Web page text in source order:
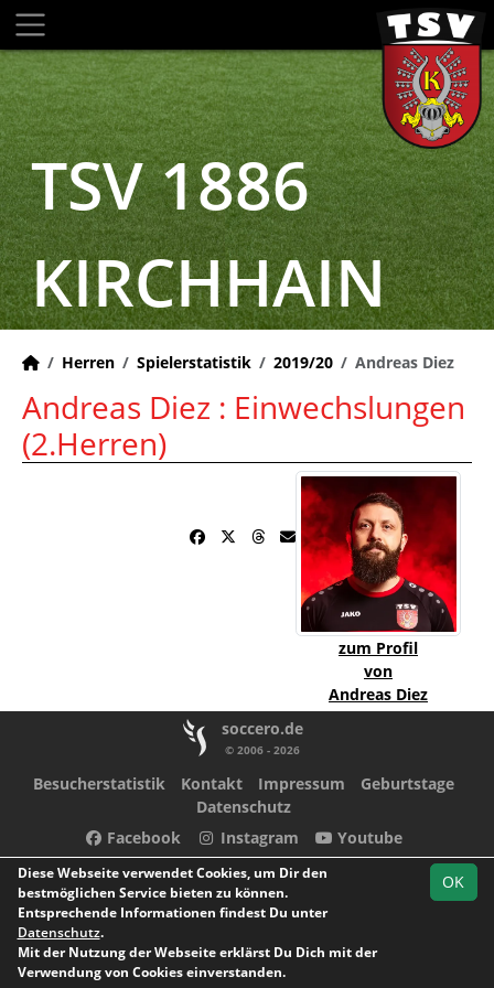
TSV 1886
KIRCHHAIN
Herren Spielerstatistik 2019/20 Andreas Diez
Andreas Diez : Einwechslungen
(2.Herren)
zum Profil
von
Andreas Diez
soccero.de
© 2006 - 2026
Besucherstatistik Kontakt Impressum
Geburtstage
Datenschutz
Facebook
Instagram Youtube
OK
Diese Webseite verwendet Cookies, um Dir den
bestmöglichen Service bieten zu können.
Entsprechende Informationen findest Du unter
Datenschutz.
Mit der Nutzung der Webseite erklärst Du Dich mit der
Verwendung von Cookies einverstanden.